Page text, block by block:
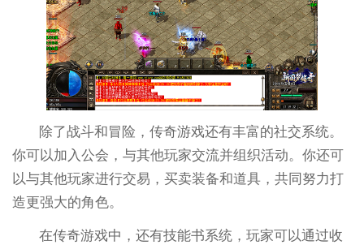
除了战斗和冒险，传奇游戏还有丰富的社交系统。
你可以加入公会，与其他玩家交流并组织活动。你还可
以与其他玩家进行交易，买卖装备和道具，共同努力打
造更强大的角色。
在传奇游戏中，还有技能书系统，玩家可以通过收